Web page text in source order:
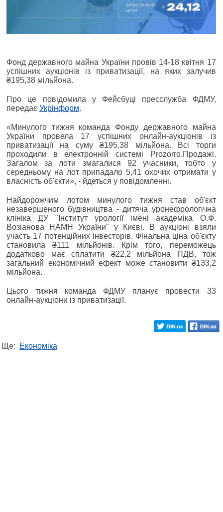
Фонд державного майна України провів 14-18 квітня 17
успішних аукціонів із приватизації, на яких залучив
₴195,38 мільйона.
Про це повідомила у Фейсбуці пресслужба ФДМУ,
передає Укрінформ.
«Минулого тижня команда Фонду державного майна
України провела 17 успішних онлайн-аукціонів із
приватизації на суму ₴195,38 мільйона. Всі торги
проходили в електронній системі Prozorro.Продажі.
Загалом за лоти змагалися 92 учасники, тобто у
середньому на лот припадало 5,41 охочих отримати у
власність об'єкти», - йдеться у повідомленні.
Найдорожчим лотом минулого тижня став об'єкт
незавершеного будівництва - дитяча уронефрологічна
клініка ДУ "Інститут урології імені академіка О.Ф.
Возіанова НАМН України" у Києві. В аукціоні взяли
участь 17 потенційних інвесторів. Фінальна ціна об'єкту
становила ₴111 мільйонів. Крім того, переможець
додатково має сплатити ₴22,2 мільйона ПДВ, тож
загальний економічний ефект може становити ₴133,2
мільйона.
Цього тижня команда ФДМУ планує провести 33
онлайн-аукціони із приватизації.
Ще: Економіка